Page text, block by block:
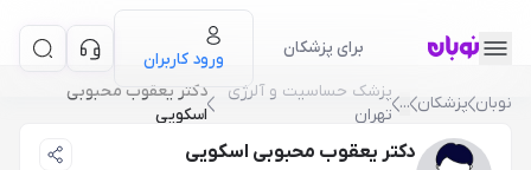
برای پزشکان
ورود کاربران
نوبان پزشکان ...
پزشک حساسيت و آلرژي
تهران
دکتر یعقوب محبوبی
اسکویی
دکتر یعقوب محبوبی اسکویی